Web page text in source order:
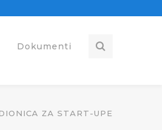
Dokumenti
ZA START-UPE